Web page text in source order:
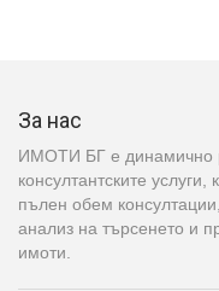
За нас
ИМОТИ БГ е динамично
консултантските
пълен обем
анализ на търсенето и
имоти.